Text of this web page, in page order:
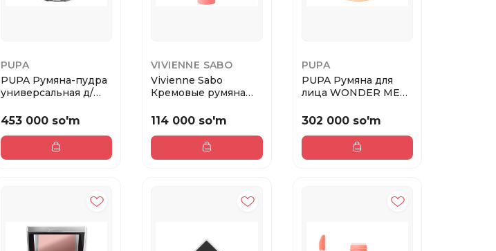
PUPA
PUPA Румяна-пудра
универсальная д/
453 000 so'm
VIVIENNE SABO
Vivienne Sabo
Кремовые румяна
114 000 so'm
PUPA
PUPA Румяна для
лица WONDER ME
Обним...
302 000 so'm